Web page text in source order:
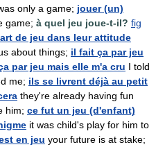
only a game; jouer (un)
game; à quel jeu joue-t-il? fig
de jeu dans leur attitude
about things; il fait ça par jeu
par jeu mais elle m'a cru I told
me; ils se livrent déjà au petit
they're already having fun
him; ce fut un jeu (d'enfant)
it was child's play for him to
en jeu your future is at stake;